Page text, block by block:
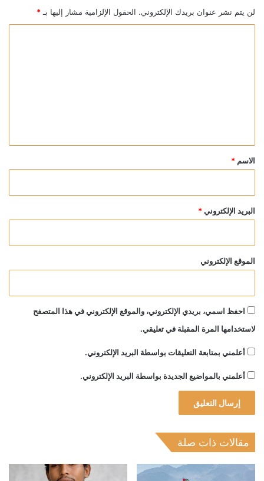
لن يتم نشر عنوان بريدك الإلكتروني. الحقول الإلزامية مشار إليها بـ *
*
الاسم *
البريد الإلكتروني *
الموقع الإلكتروني
احفظ اسمي، بريدي الإلكتروني، والموقع الإلكتروني في هذا المتصفح
لاستخدامها المرة المقبلة في تعليقي.
أعلمني بمتابعة التعليقات بواسطة البريد الإلكتروني.
أعلمني بالمواضيع الجديدة بواسطة البريد الإلكتروني.
مقالات ذات صلة